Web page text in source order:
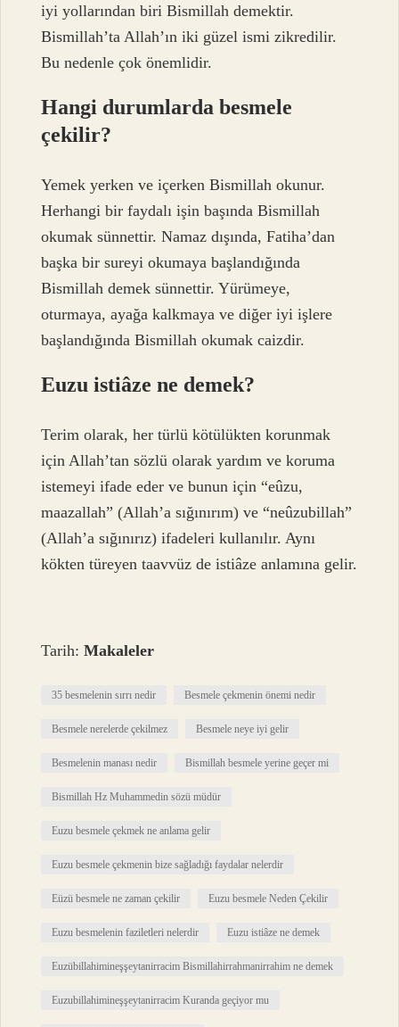
iyi yollarından biri Bismillah demektir.
Bismillah’ta Allah’ın iki güzel ismi zikredilir.
Bu nedenle çok önemlidir.
Hangi durumlarda besmele
çekilir?
Yemek yerken ve içerken Bismillah okunur.
Herhangi bir faydalı işin başında Bismillah
okumak sünnettir. Namaz dışında, Fatiha’dan
başka bir sureyi okumaya başlandığında
Bismillah demek sünnettir. Yürümeye,
oturmaya, ayağa kalkmaya ve diğer iyi işlere
başlandığında Bismillah okumak caizdir.
Euzu istiâze ne demek?
Terim olarak, her türlü kötülükten korunmak
için Allah’tan sözlü olarak yardım ve koruma
istemeyi ifade eder ve bunun için “eûzu,
maazallah” (Allah’a sığınırım) ve “neûzubillah”
(Allah’a sığınırız) ifadeleri kullanılır. Aynı
kökten türeyen taavvüz de istiâze anlamına gelir.
Tarih:Makaleler
35 besmelenin sırrı nedir Besmele çekmenin önemi nedir
Besmele nerelerde çekilmez Besmele neye iyi gelir
Besmelenin manası nedir Bismillah besmele yerine geçer mi
Bismillah Hz Muhammedin sözü müdür
Euzu besmele çekmek ne anlama gelir
Euzu besmele çekmenin bize sağladığı faydalar nelerdir
Eüzü besmele ne zaman çekilir Euzu besmele Neden Çekilir
Euzu besmelenin faziletleri nelerdir Euzu istiâze ne demek
Euzübillahimineşşeytanirracim Bismillahirrahmanirrahim ne demek
Euzubillahimineşşeytanirracim Kuranda geçiyor mu